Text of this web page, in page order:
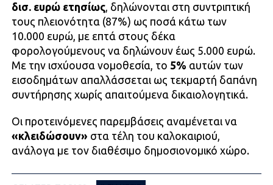
δισ. ευρώ ετησίως, δηλώνονται στη συντριπτική
τους πλειονότητα (87%) ως ποσά κάτω των
10.000 ευρώ, με επτά στους δέκα
φορολογούμενους να δηλώνουν έως 5.000 ευρώ.
Με την ισχύουσα νομοθεσία, το 5% αυτών των
εισοδημάτων απαλλάσσεται ως τεκμαρτή δαπάνη
συντήρησης χωρίς απαιτούμενα δικαιολογητικά.
Οι προτεινόμενες παρεμβάσεις αναμένεται να
«κλειδώσουν» στα τέλη του καλοκαιριού,
ανάλογα με τον διαθέσιμο δημοσιονομικό χώρο.